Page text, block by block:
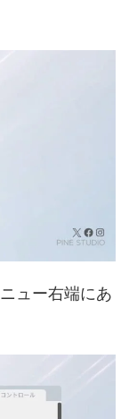
ュー右端にあ